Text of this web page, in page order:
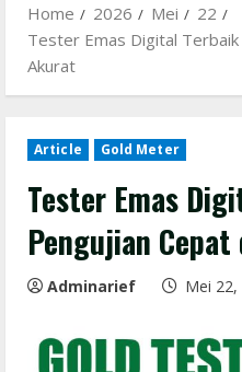
Home 2026 Mei
22
Tester Emas Digital
Akurat
Article Gold Meter
Tester Emas
Pengujian
Adminarief Mei 22,